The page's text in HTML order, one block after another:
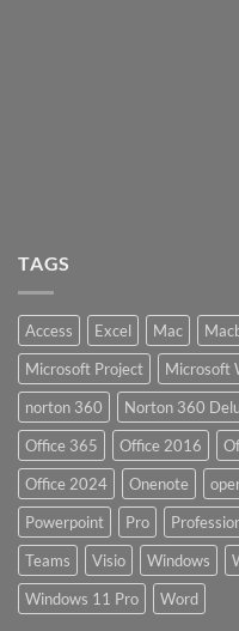
TAGS
Access Excel Mac
Microsoft Project
Microsoft
norton 360
Norton 360
Office 365
Office 2016
Office 2024
Onenote
Powerpoint
Pro
Teams
Visio Windows
Windows 11 Pro
Word